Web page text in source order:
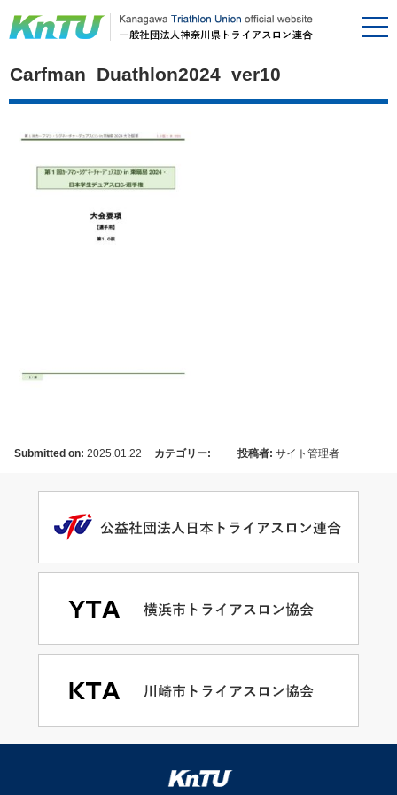
Carfman_Duathlon2024_ver10
Submitted on: 2025.01.22 カテゴリー: 投稿者: サイト管理者